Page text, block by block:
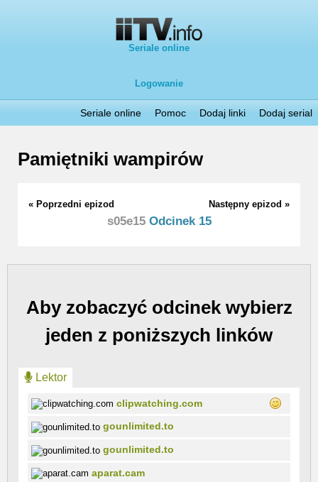
Seriale online
Logowanie
Seriale online Pomoc Dodaj linki Dodaj serial
Pamiętniki wampirów
« Poprzedni epizod Następny epizod »
s05e15Odcinek 15
Aby zobaczyć odcinek wybierz
jeden z poniższych linków
Lektor
clipwatching.com
gounlimited.to
gounlimited.to
aparat.cam